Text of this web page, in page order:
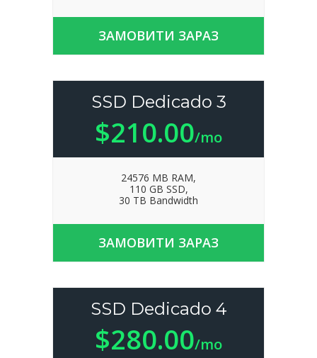
ЗАМОВИТИ ЗАРАЗ
SSD Dedicado 3
$210.00/mo
24576 MB RAM,
110 GB SSD,
30 TB Bandwidth
ЗАМОВИТИ ЗАРАЗ
SSD Dedicado 4
$280.00/mo